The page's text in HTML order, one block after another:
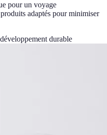
pour un voyage
adaptés pour minimiser
développement durable